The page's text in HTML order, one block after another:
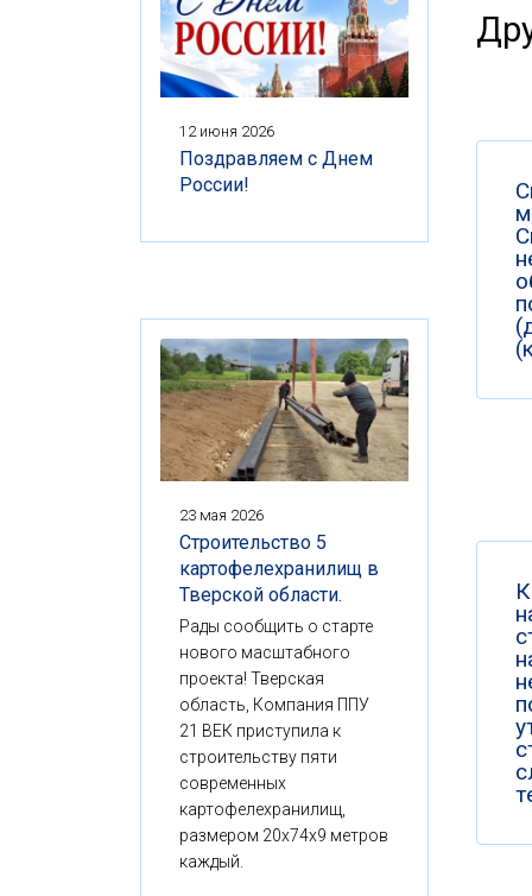
12 июня 2026
Поздравляем с Днем
России!
23 мая 2026
Строительство 5
картофелехранилищ в
Тверской области.
Рады сообщить о старте
нового масштабного
проекта! Тверская
область, Компания ППУ
21 ВЕК приступила к
строительству пяти
современных
картофелехранилищ,
размером 20x74x9 метров
каждый.